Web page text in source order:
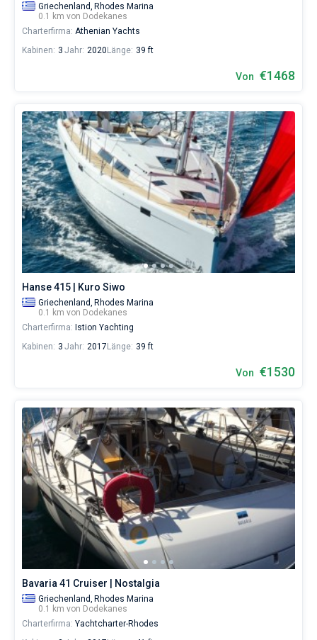
Griechenland, Rhodes Marina
0.1 km von Dodekanes
Charterfirma: Athenian Yachts
Kabinen: 3 Jahr: 2020 Länge: 39 ft
Von €1468
Hanse 415 | Kuro Siwo
Griechenland, Rhodes Marina
0.1 km von Dodekanes
Charterfirma: Istion Yachting
Kabinen: 3 Jahr: 2017 Länge: 39 ft
Von €1530
Bavaria 41 Cruiser | Nostalgia
Griechenland, Rhodes Marina
0.1 km von Dodekanes
Charterfirma: Yachtcharter-Rhodes